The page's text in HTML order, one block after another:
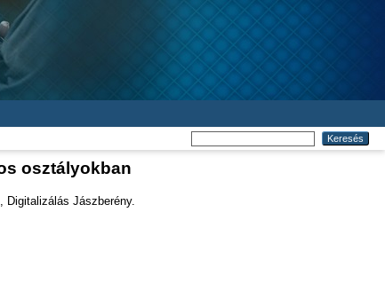
osztályokban
Digitalizálás Jászberény.